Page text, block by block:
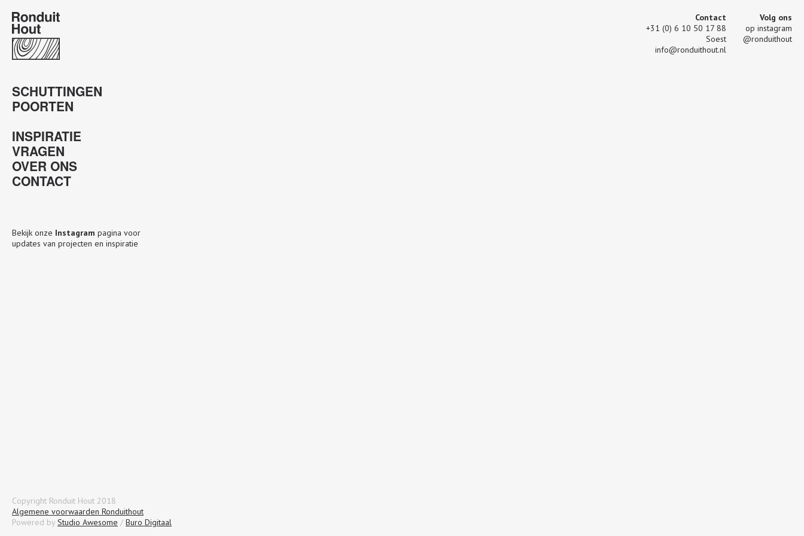
Contact
+31 (0) 6 10 50 17 88
Soest
info@ronduithout.nl
Volg ons
op instagram
@ronduithout
SCHUTTINGEN
POORTEN
INSPIRATIE
VRAGEN
OVER ONS
CONTACT
Bekijk onze Instagram pagina voor
updates van projecten en inspiratie
Copyright Ronduit Hout 2018
Algemene voorwaarden Ronduithout
Powered by Studio Awesome / Buro Digitaal